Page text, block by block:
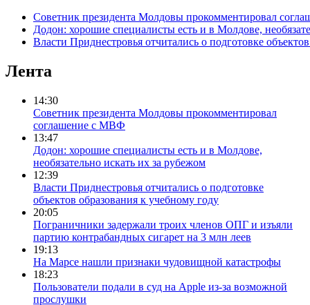
Советник президента Молдовы прокомментировал
Додон: хорошие специалисты есть и в Молдове,
Власти Приднестровья отчитались о подготовке
Лента
14:30
Советник президента Молдовы прокомментировал
соглашение с МВФ
13:47
Додон: хорошие специалисты есть и в Молдове,
необязательно искать их за рубежом
12:39
Власти Приднестровья отчитались о подготовке
объектов образования к учебному году
20:05
Пограничники задержали троих членов ОПГ и изъяли
партию контрабандных сигарет на 3 млн леев
19:13
На Марсе нашли признаки чудовищной катастрофы
18:23
Пользователи подали в суд на Apple из-за возможной
прослушки